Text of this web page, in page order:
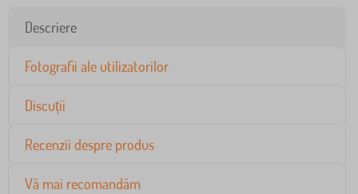
Descriere
Fotografii ale utilizatorilor
Discuții
Recenzii despre produs
Vă mai recomandăm